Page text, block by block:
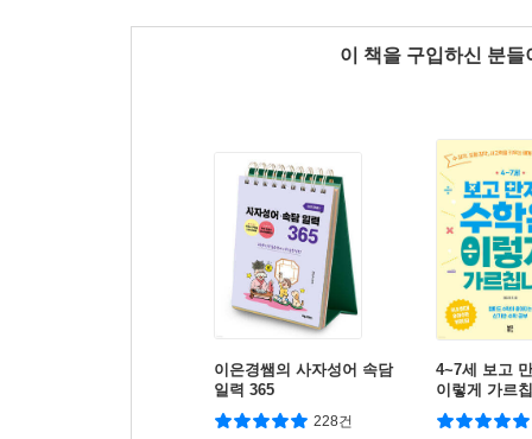
이 책을 구입하신 분
이은경쌤의 사자성어 속담
일력 365
228건
4~7세 보고
이렇게 가르